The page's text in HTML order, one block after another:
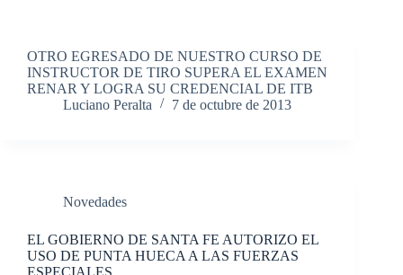
OTRO EGRESADO DE NUESTRO CURSO DE
INSTRUCTOR DE TIRO SUPERA EL EXAMEN
RENAR Y LOGRA SU CREDENCIAL DE ITB
Luciano Peralta
7 de octubre de 2013
Novedades
EL GOBIERNO DE SANTA FE AUTORIZO EL
USO DE PUNTA HUECA A LAS FUERZAS
ESPECIALES